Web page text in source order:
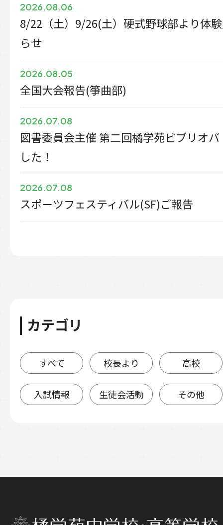
2026.08.06
8/22（土）9/26(土）硬式野球部より体
らせ
2026.08.05
全国大会報告(箏曲部)
2026.07.08
図書委員会主催 第二回橘学苑ビブリオ
した！
2026.07.08
スポーツフェスティバル(SF)ご報告
カテゴリ
すべて 校長より 高校
入試情報 生徒会活動 その他